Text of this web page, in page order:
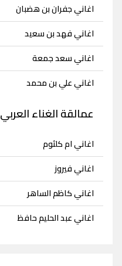
اغاني جفران بن هضبان
اغاني فهد بن سعيد
اغاني سعد جمعة
اغاني علي بن محمد
عمالقة الغناء العربي
اغاني ام كلثوم
اغاني فيروز
اغاني كاظم الساهر
اغاني عبد الحليم حافظ